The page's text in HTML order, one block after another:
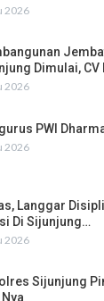
2026
Dimulai,
2026
PWI
2026
Langgar
Di Sijunjung…
2026
Sijunjung
Nya